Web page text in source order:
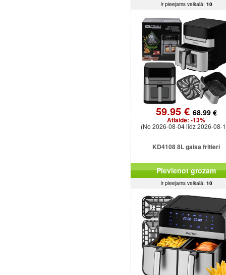
Ir pieejams veikalā: 10
59.95 €68.99 €
Atlaide: -13%
(No 2026-08-04 līdz 2026-08-
KD4108 8L gaisa fritieri
Pievienot grozam
Ir pieejams veikalā: 10